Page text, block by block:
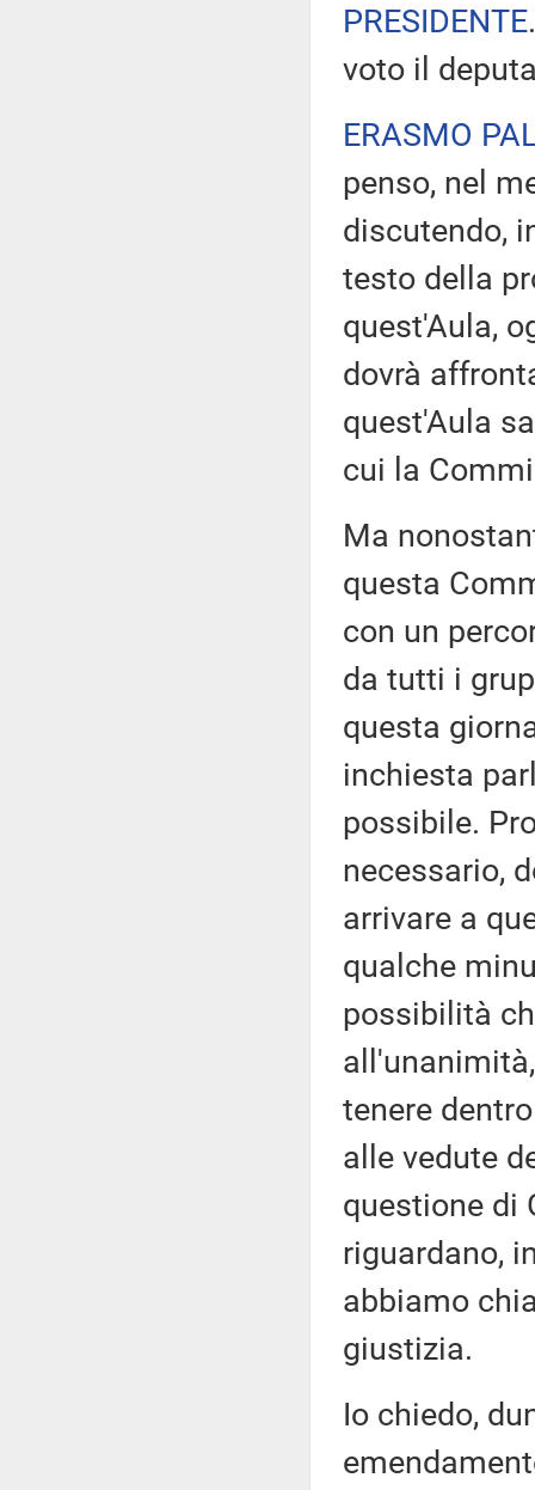
PRESIDENTE
voto il
ERASMO
penso, nel
discutendo,
testo della
quest'Aula,
dovrà
quest'Aula
cui la
Ma
questa
con un
da tutti i
questa
inchiesta
possibile.
necessario,
arrivare a
qualche
possibilità
tenere
alle vedute
questione di
riguardano,
abbiamo
giustizia.
Io chiedo,